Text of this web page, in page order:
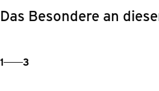
Das Besondere an
1 3